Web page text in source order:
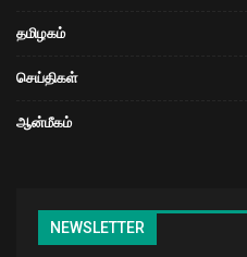
தமிழகம்
செய்திகள்
ஆன்மீகம்
NEWSLETTER